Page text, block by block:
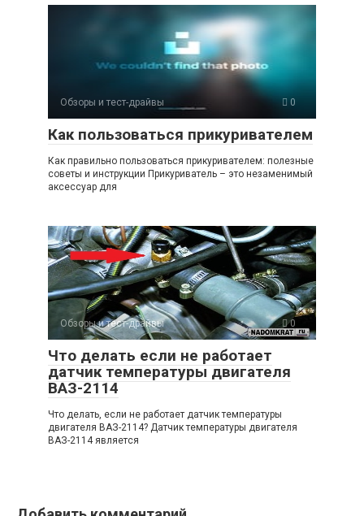
Обзоры и тест-драйвы 0
Как пользоваться прикуривателем
Как правильно пользоваться прикуривателем: полезные
советы и инструкции Прикуриватель – это незаменимый
аксессуар для
Обзоры и тест-драйвы 0
Что делать если не работает
датчик температуры двигателя
ВАЗ-2114
Что делать, если не работает датчик температуры
двигателя ВАЗ-2114? Датчик температуры двигателя
ВАЗ-2114 является